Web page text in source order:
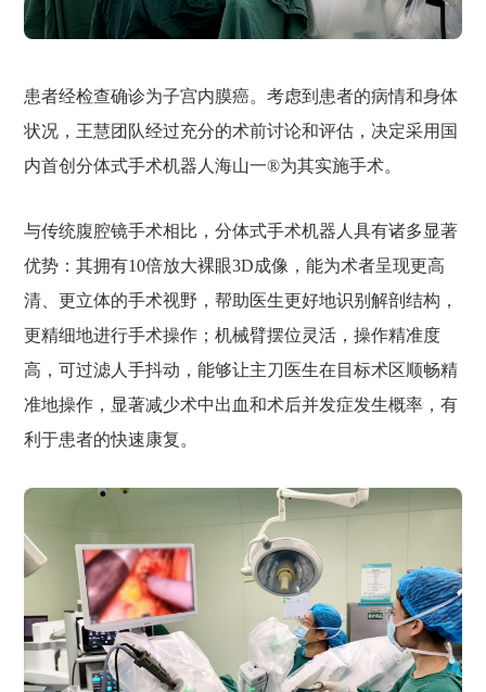
患者经检查确诊为子宫内膜癌。考虑到患者的病情和身体
状况，王慧团队经过充分的术前讨论和评估，决定采用国
内首创分体式手术机器人海山一®为其实施手术。
与传统腹腔镜手术相比，分体式手术机器人具有诸多显著
优势：其拥有10倍放大裸眼3D成像，能为术者呈现更高
清、更立体的手术视野，帮助医生更好地识别解剖结构，
更精细地进行手术操作；机械臂摆位灵活，操作精准度
高，可过滤人手抖动，能够让主刀医生在目标术区顺畅精
准地操作，显著减少术中出血和术后并发症发生概率，有
利于患者的快速康复。